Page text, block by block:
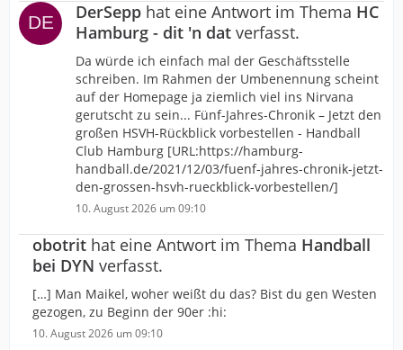
DerSepp hat eine Antwort im Thema HC
Hamburg - dit 'n dat verfasst.
Da würde ich einfach mal der Geschäftsstelle
schreiben. Im Rahmen der Umbenennung scheint
auf der Homepage ja ziemlich viel ins Nirvana
gerutscht zu sein... Fünf-Jahres-Chronik – Jetzt den
großen HSVH-Rückblick vorbestellen - Handball
Club Hamburg [URL:https://hamburg-
handball.de/2021/12/03/fuenf-jahres-chronik-jetzt-
den-grossen-hsvh-rueckblick-vorbestellen/]
10. August 2026 um 09:10
obotrit hat eine Antwort im Thema Handball
bei DYN verfasst.
[…] Man Maikel, woher weißt du das? Bist du gen Westen
gezogen, zu Beginn der 90er :hi:
10. August 2026 um 09:10